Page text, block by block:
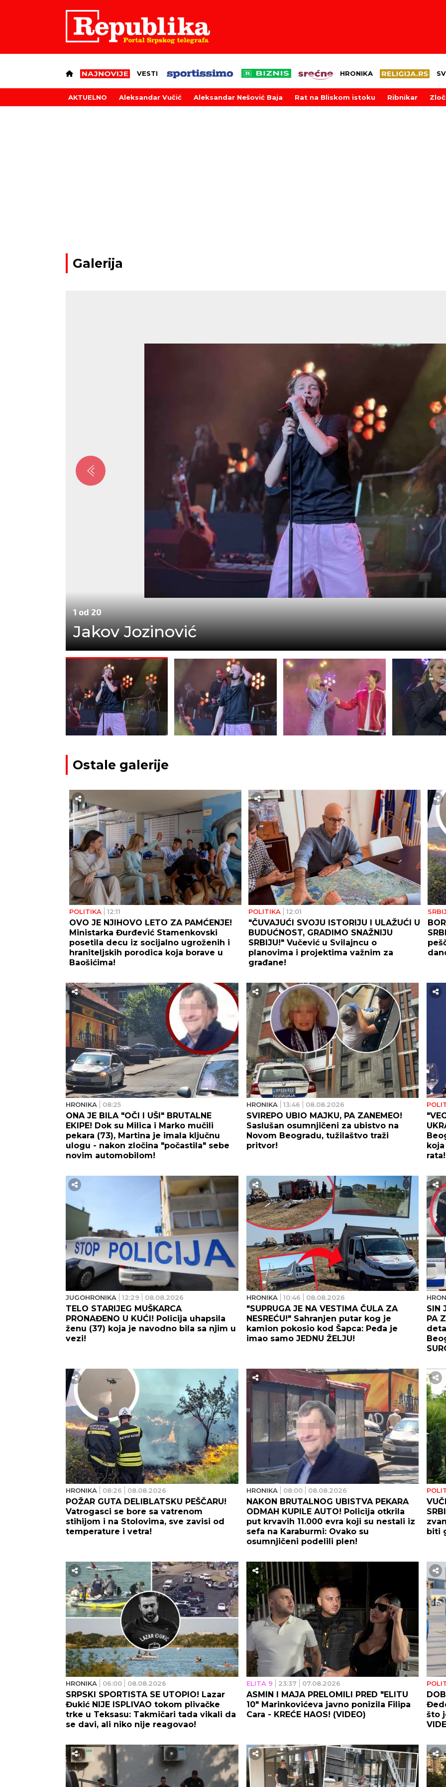
VESTI HRONIKA
AKTUELNO Aleksandar Vučić Aleksandar Nešović Baja Rat na Bliskom istoku Ribnikar
Galerija
1 od 20
Jakov Jozinović
Ostale galerije
POLITIKA 12:11
OVO JE NJIHOVO LETO ZA PAMĆENJE!
Ministarka Đurđević Stamenkovski
posetila decu iz socijalno ugroženih i
hraniteljskih porodica koja borave u
Baošićima!
POLITIKA 12:01
"ČUVAJUĆI SVOJU ISTORIJU I ULAŽUĆI U
BUDUĆNOST, GRADIMO SNAŽNIJU
SRBIJU!" Vučević u Svilajncu o
planovima i projektima važnim za
građane!
HRONIKA 08:25
ONA JE BILA "OČI I UŠI" BRUTALNE
EKIPE! Dok su Milica i Marko mučili
pekara (73), Martina je imala ključnu
ulogu - nakon zločina "počastila" sebe
novim automobilom!
HRONIKA 13:46 08.08.2026
SVIREPO UBIO MAJKU, PA ZANEMEO!
Saslušan osumnjičeni za ubistvo na
Novom Beogradu, tužilaštvo traži
pritvor!
rata!
JUGOHRONIKA 12:29 08.08.2026
TELO STARIJEG MUŠKARCA
PRONAĐENO U KUĆI! Policija uhapsila
ženu (37) koja je navodno bila sa njim u
vezi!
HRONIKA 10:46 08.08.2026
"SUPRUGA JE NA VESTIMA ČULA ZA
NESREĆU!" Sahranjen putar kog je
kamion pokosio kod Šapca: Peđa je
imao samo JEDNU ŽELJU!
SIN
PA
HRONIKA 08:26 08.08.2026
POŽAR GUTA DELIBLATSKU PEŠČARU!
Vatrogasci se bore sa vatrenom
stihijom i na Stolovima, sve zavisi od
temperature i vetra!
HRONIKA 08:00 08.08.2026
NAKON BRUTALNOG UBISTVA PEKARA
ODMAH KUPILE AUTO! Policija otkrila
put krvavih 11.000 evra koji su nestali iz
sefa na Karaburmi: Ovako su
osumnjičeni podelili plen!
biti
HRONIKA 06:00 08.08.2026
SRPSKI SPORTISTA SE UTOPIO! Lazar
Đukić NIJE ISPLIVAO tokom plivačke
trke u Teksasu: Takmičari tada vikali da
se davi, ali niko nije reagovao!
ELITA 9 23:37 07.08.2026
ASMIN I MAJA PRELOMILI PRED "ELITU
10" Marinkovićeva javno ponizila Filipa
Cara - KREĆE HAOS! (VIDEO)
što